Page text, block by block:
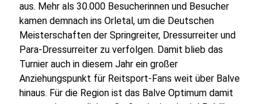
aus. Mehr als 30.000 Besucherinnen und Besucher
kamen demnach ins Orletal, um die Deutschen
Meisterschaften der Springreiter, Dressurreiter und
Para-Dressurreiter zu verfolgen. Damit blieb das
Turnier auch in diesem Jahr ein großer
Anziehungspunkt für Reitsport-Fans weit über Balve
hinaus. Für die Region ist das Balve Optimum damit